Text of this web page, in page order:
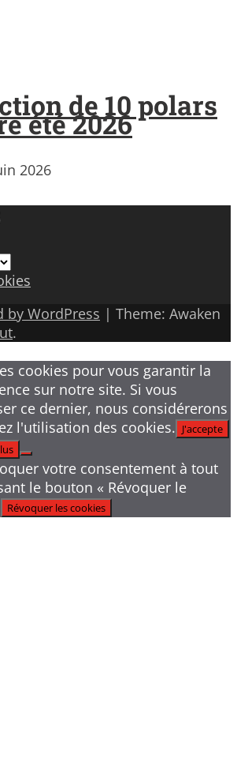
de 10 polars
été 2026
2026
by WordPress | Theme: Awaken
.
cookies pour vous garantir la
sur notre site. Si vous
ce dernier, nous considérerons
l'utilisation des cookies. J'accepte
votre consentement à tout
le bouton « Révoquer le
Révoquer les cookies